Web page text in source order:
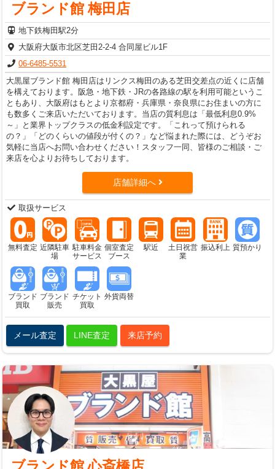
ブランド館 梅田店
地下鉄梅田駅2分
大阪府大阪市北区芝田2-2-4 合同屋ビル1F
06-6485-5531
大黒屋ブランド館 梅田店はリンクス梅田のある芝田交差点の近くに店舗
を構えております。阪急・地下鉄・JRの各路線の駅を利用可能というこ
ともあり、大阪府はもとより京都府・兵庫県・奈良県にお住まいの方に
も数多くご来店いただいております。当店の質利息は「最低利息0.9%
～」と業界トップクラスの低金利設定です。「これって預けられる
の？」「どのくらいの値段が付くの？」など悩まれた際には、どうぞお
気軽に当店へお問い合わせください！スタッフ一同、皆様のご相談・ご
来店を心よりお待ちしております。
店舗詳細へ
取扱サービス
無料査定 近隣駐車
場
駐車料金
サービス
個室査定
ブース
駅近
土日祝営
業
振込利上 質預かり
ブランド
買取
ブランド
販売
チケット
買取
外貨両替
メール査定 LINE査定 来店予約
ブランド館 心斎橋店